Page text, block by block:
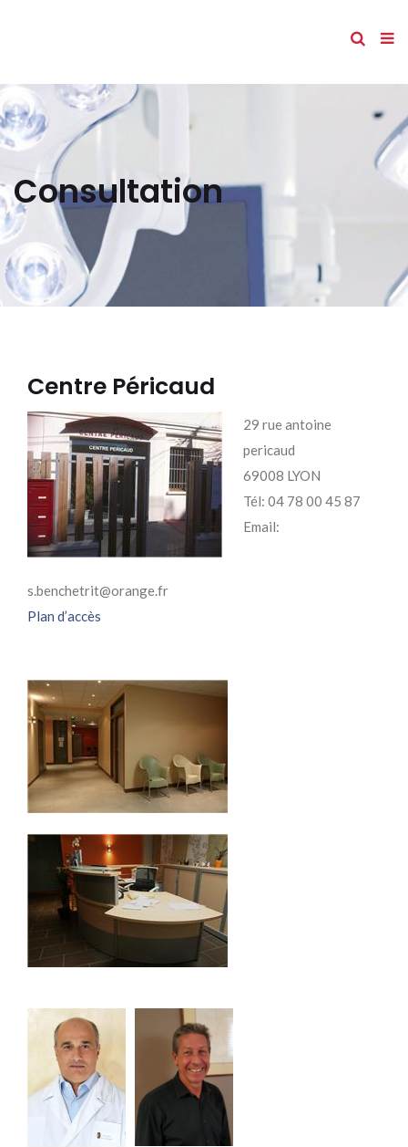
Consultation
Centre Péricaud
29 rue antoine
pericaud
69008 LYON
Tél: 04 78 00 45 87
Email:
s.benchetrit@orange.fr
Plan d’accès